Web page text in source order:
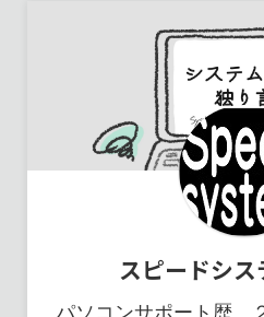
スピードシ
パソコンサポート歴